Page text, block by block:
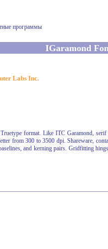
программы
IGaramond
Labs Inc.
format. Like ITC Garamond,
from 300 to 3500 dpi. Shareware,
and kerning pairs. Gridfitting